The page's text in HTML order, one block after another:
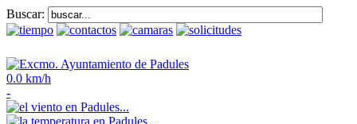
Buscar:
0.0 km/h
-